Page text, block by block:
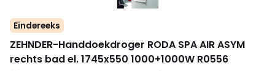
Eindereeks
ZEHNDER-Handdoekdroger RODA SPA AIR ASYM
rechts bad el. 1745x550 1000+1000W R0556